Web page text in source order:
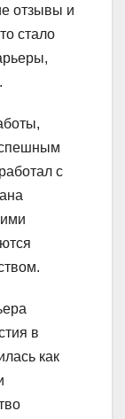
отзывы и
стало
с
в
как